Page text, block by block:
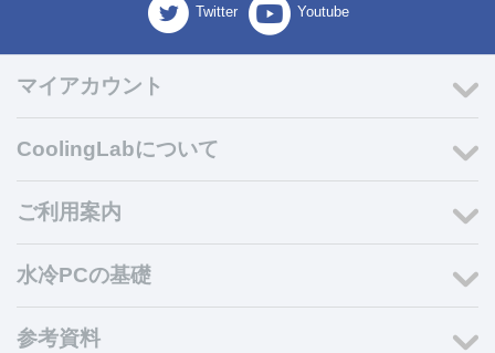
Twitter Youtube
マイアカウント
CoolingLabについて
ご利用案内
水冷PCの基礎
参考資料